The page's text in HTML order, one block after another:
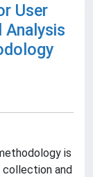
User
Analysis
is
collection and